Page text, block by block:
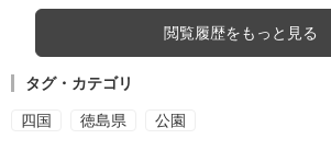
閲覧履歴をもっと見る
タグ・カテゴリ
四国 徳島県 公園